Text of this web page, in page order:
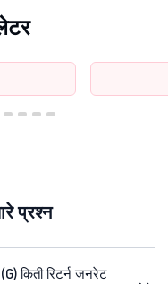
प्रश्न
किती रिटर्न जनरेट